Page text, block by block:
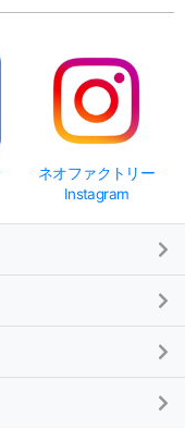
ネオファクトリー
Instagram